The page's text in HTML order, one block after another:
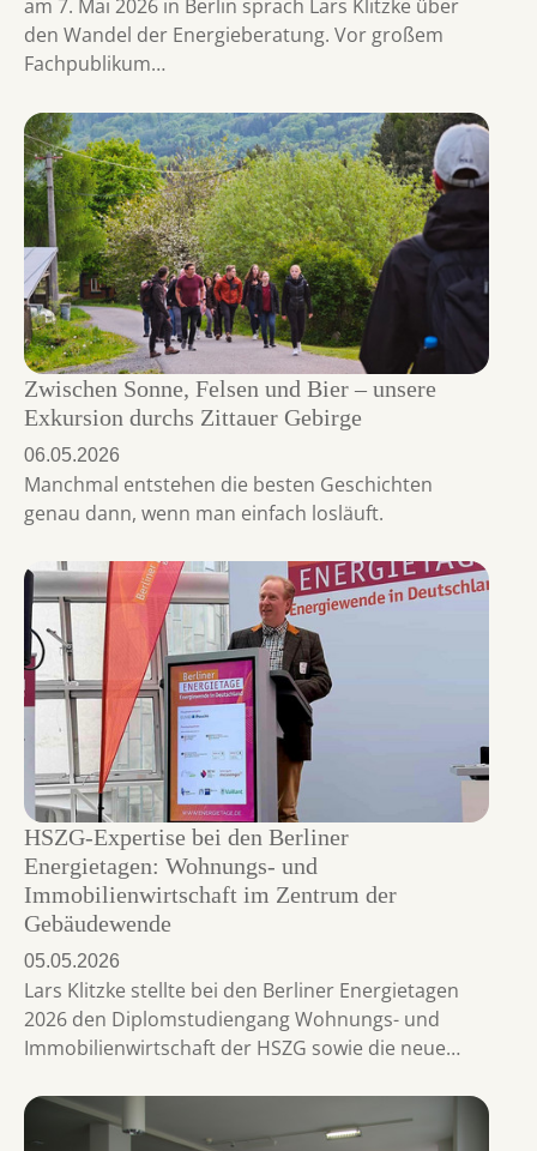
am 7. Mai 2026 in Berlin sprach Lars Klitzke über
den Wandel der Energieberatung. Vor großem
Fachpublikum…
Zwischen Sonne, Felsen und Bier – unsere
Exkursion durchs Zittauer Gebirge
06.05.2026
Manchmal entstehen die besten Geschichten
genau dann, wenn man einfach losläuft.
HSZG-Expertise bei den Berliner
Energietagen: Wohnungs- und
Immobilienwirtschaft im Zentrum der
Gebäudewende
05.05.2026
Lars Klitzke stellte bei den Berliner Energietagen
2026 den Diplomstudiengang Wohnungs- und
Immobilienwirtschaft der HSZG sowie die neue…